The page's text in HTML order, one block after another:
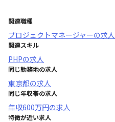
関連職種
プロジェクトマネージャーの求人
関連スキル
PHPの求人
同じ勤務地の求人
東京都の求人
同じ年収帯の求人
年収600万円の求人
特徴が近い求人